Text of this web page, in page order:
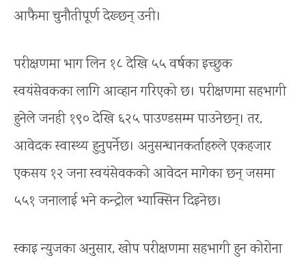
आफैमा चुनौतीपूर्ण देख्छन् उनी।
परीक्षणमा भाग लिन १८ देखि ५५ वर्षका इच्छुक
स्वयंसेवकका लागि आव्हान गरिएको छ। परीक्षणमा सहभागी
हुनेले जनही १९० देखि ६२५ पाउण्डसम्म पाउनेछन्। तर,
आवेदक स्वास्थ्य हुनुपर्नेछ। अनुसन्धानकर्ताहरुले एकहजार
एकसय १२ जना स्वयंसेवकको आवेदन मागेका छन् जसमा
५५१ जनालाई भने कन्ट्रोल भ्याक्सिन दिइनेछ।
स्काइ न्‍युजका अनुसार, खोप परीक्षणमा सहभागी हुन कोरोना